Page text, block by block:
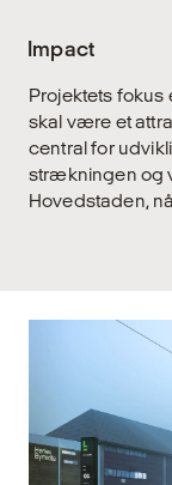
Impact
Projektets fokus
skal være et
central for
strækningen og
Hovedstaden,